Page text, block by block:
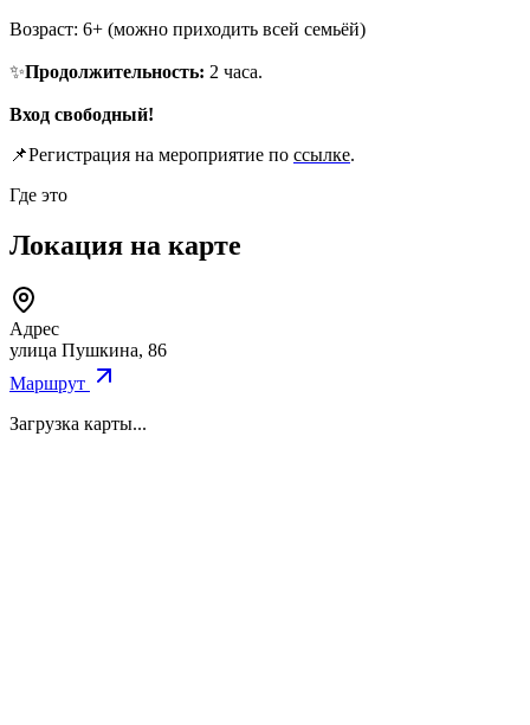
Возраст: 6+ (можно приходить всей семьёй)
✨Продолжительность: 2 часа.
Вход свободный!
📌Регистрация на мероприятие по ссылке.
Где это
Локация на карте
Адрес
улица Пушкина, 86
Маршрут
Загрузка карты...